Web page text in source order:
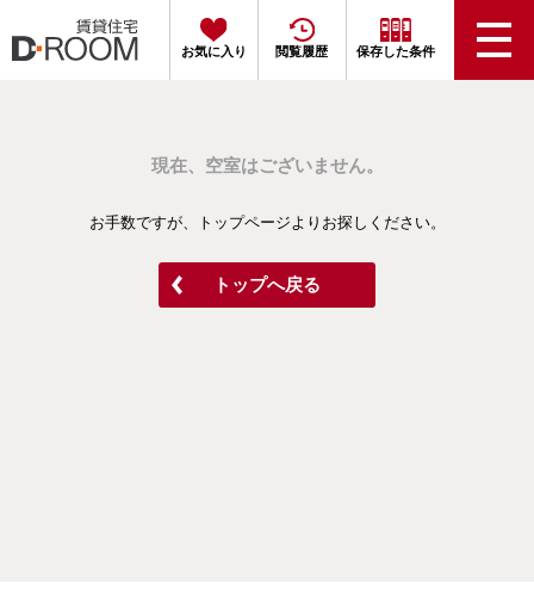
お気に入り 閲覧履歴 保存した条件
現在、空室はございません。
お手数ですが、トップページよりお探しください。
トップへ戻る